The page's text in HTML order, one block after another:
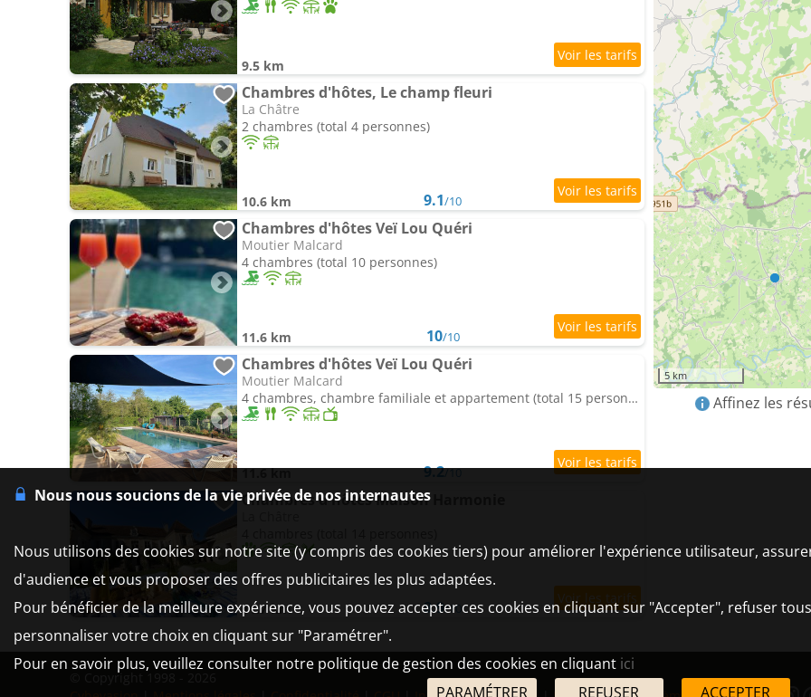
9.5 km
Chambres d'hôtes, Le champ fleuri
La Châtre
2 chambres (total 4 personnes)
10.6 km 9.1/10
Chambres d'hôtes Veï Lou Quéri
Moutier Malcard
4 chambres (total 10 personnes)
11.6 km 10/10
Chambres d'hôtes Veï Lou Quéri
Moutier Malcard
4 chambres, chambre familiale et appartement (total 15 personnes)
11.6 km 9.2/10
Chambres d'hôtes Maison Harmonie
11.7 km 8.9/10
5 km
Affinez les
© Copyright 1998 - 2026
Nous nous soucions de la vie privée de nos internautes
Nous utilisons des cookies sur notre site (y compris des cookies tiers) pour améliorer l'expérience utilisateur,
d'audience et vous proposer des offres publicitaires les plus adaptées.
Pour bénéficier de la meilleure expérience, vous pouvez accepter ces cookies en cliquant sur "Accepter", refuser
personnaliser votre choix en cliquant sur "Paramétrer".
Pour en savoir plus, veuillez consulter notre politique de gestion des cookies en cliquant ici
PARAMÉTRER
REFUSER ACCEPTER